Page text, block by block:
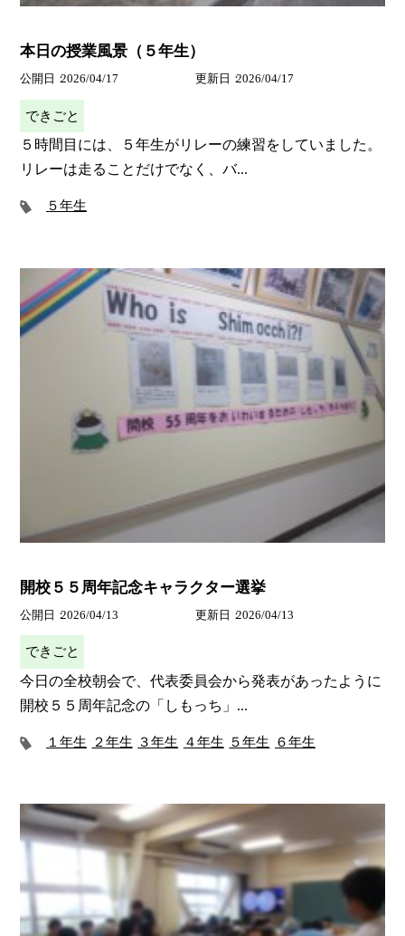
本日の授業風景（５年生）
公開日 2026/04/17 更新日 2026/04/17
できごと
５時間目には、５年生がリレーの練習をしていました。
リレーは走ることだけでなく、バ...
５年生
開校５５周年記念キャラクター選挙
公開日 2026/04/13 更新日 2026/04/13
できごと
今日の全校朝会で、代表委員会から発表があったように
開校５５周年記念の「しもっち」...
１年生 ２年生 ３年生 ４年生 ５年生 ６年生